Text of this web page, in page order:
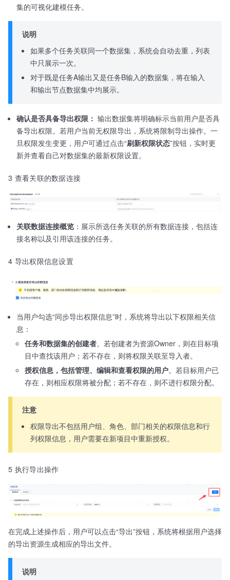
集的可视化建模任务。
说明
如果多个任务关联同一个数据集，系统会自动去重，列表
中只展示一次。
对于既是任务A输出又是任务B输入的数据集，将在输入
和输出节点数据集中均展示。
确认是否具备导出权限： 输出数据集将明确标示当前用户是否具
备导出权限。若用户当前无权限导出，系统将限制导出操作。一
旦权限发生变更，用户可通过点击“刷新权限状态”按钮，实时更
新并查看自己对数据集的最新权限设置。
3 查看关联的数据连接
关联数据连接概览 ：展示所选任务关联的所有数据连接，包括连
接名称以及引用该连接的任务。
4 导出权限信息设置
当用户勾选“同步导出权限信息”时，系统将导出以下权限相关信
息：
任务和数据集的创建者。若创建者为资源Owner，则在目标项
目中查找该用户；若不存在，则将权限关联至导入者。
授权信息，包括管理、编辑和查看权限的用户。若目标用户已
存在，则相应权限将被分配；若不存在，则不进行权限分配。
注意
权限导出不包括用户组、角色、部门相关的权限信息和行
列权限信息，用户需要在新项目中重新授权。
5 执行导出操作
在完成上述操作后，用户可以点击“导出”按钮，系统将根据用户选择
的导出资源生成相应的导出文件。
说明